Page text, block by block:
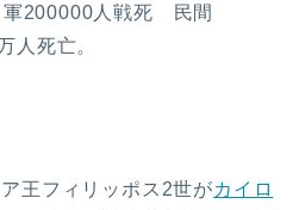
200000人戦死 民間
人死亡。
王フィリッポス2世がカイロ